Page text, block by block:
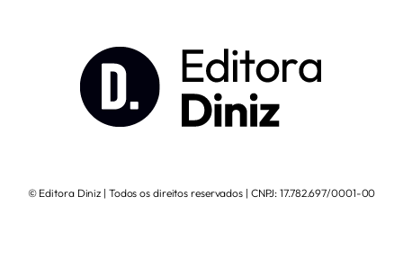
© Editora Diniz | Todos os direitos reservados | CNPJ: 17.782.697/0001-00